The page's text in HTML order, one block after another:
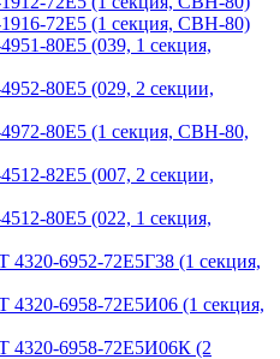
72Е5 (1 секция, СВН-80)
80Е5 (039, 1 секция,
80Е5 (029, 2 секции,
80Е5 (1 секция, СВН-80,
82Е5 (007, 2 секции,
80Е5 (022, 1 секция,
4320-6952-72Е5Г38 (1 секция,
4320-6958-72Е5И06 (1 секция,
4320-6958-72Е5И06К (2